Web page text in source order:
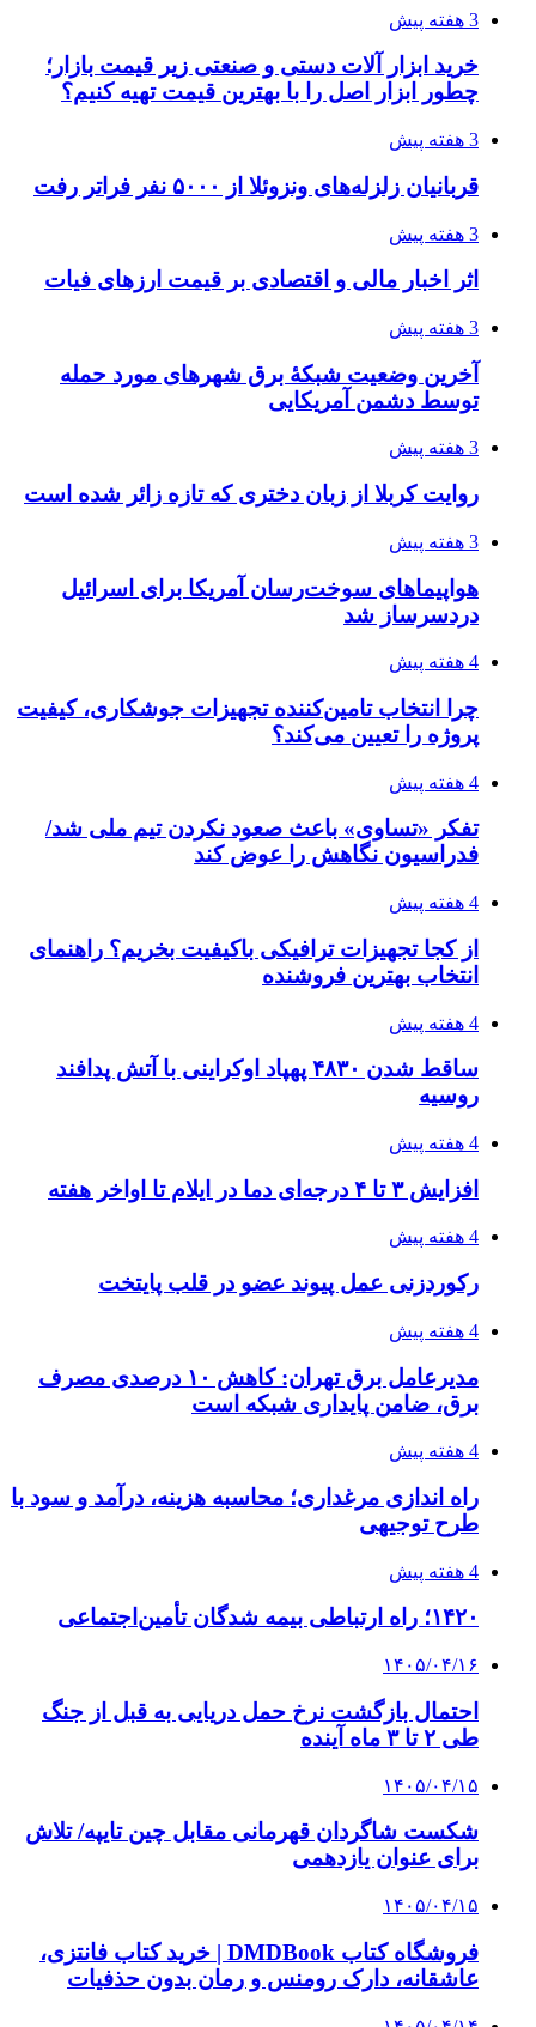
تفکر «تساوی» باعث صعود نکردن تیم ملی شد/
فدراسیون نگاهش را عوض کند
انتخاب بهترین فروشنده
4 هفته پیش
ساقط شدن ۴۸۳۰ پهپاد اوکراینی با آتش پدافند
4 هفته پیش
افزایش ۳ تا ۴ درجه‌ای دما در ایلام تا اواخر هفته
4 هفته پیش
رکوردزنی عمل پیوند عضو در قلب پایتخت
4 هفته پیش
مدیرعامل برق تهران: کاهش ۱۰ درصدی مصرف
برق، ضامن پایداری شبکه است
4 هفته پیش
راه اندازی مرغداری؛ محاسبه هزینه، درآمد و سود با
طرح توجیهی
4 هفته پیش
۱۴۲۰؛ راه ارتباطی بیمه شدگان تأمین‌اجتماعی
طی ۲ تا ۳ ماه آینده
شکست شاگردان قهرمانی مقابل چین تایپه/ تلاش
برای عنوان یازدهمی
عاشقانه، دارک رومنس و رمان بدون حذفیات
۱۴۰۵/۰۴/۱۴
راهنمای جامع خرید تجهیزات اندازه گیری؛ چطور
خرید بهترین قهوه | خرید قهوه | قهوه گرنیکا کافی
صندوق طلا
بازار و کسب و کار
خرید ابزار آلات دستی و صنعتی زیر قیمت بازار؛
چطور ابزار اصل را با بهترین قیمت تهیه کنیم؟
4 هفته پیش
چرا انتخاب تامین‌کننده تجهیزات جوشکاری، کیفیت
پروژه را تعیین می‌کند؟
4 هفته پیش
از کجا تجهیزات ترافیکی باکیفیت بخریم؟ راهنمای
انتخاب بهترین فروشنده
4 هفته پیش
راه اندازی مرغداری؛ محاسبه هزینه، درآمد و سود با
طرح توجیهی